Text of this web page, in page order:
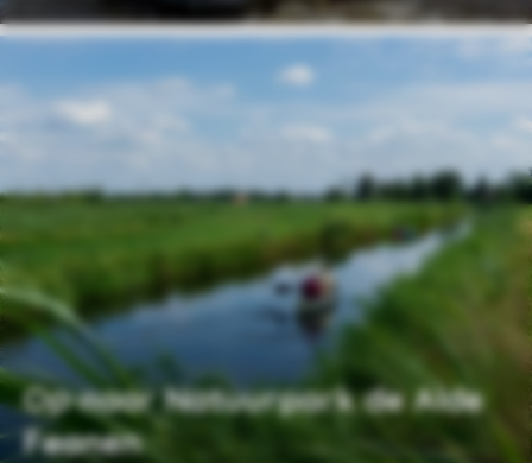
Op naar Natuurpark de Alde
Feanen